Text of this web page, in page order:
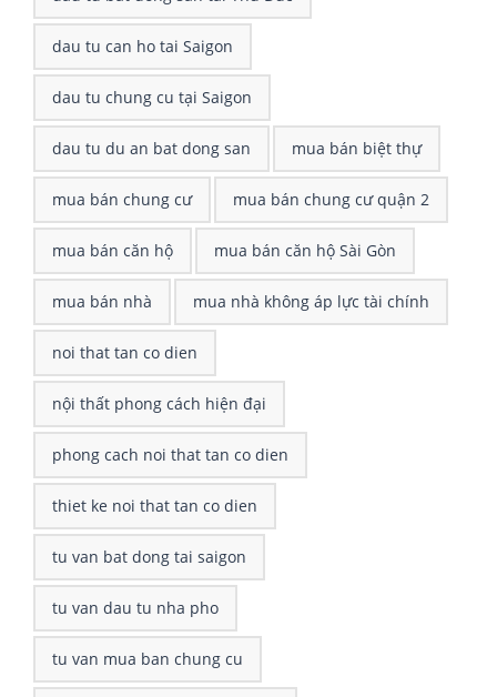
dau tu can ho tai Saigon
dau tu chung cu tại Saigon
dau tu du an bat dong san mua bán biệt thự
mua bán chung cư mua bán chung cư quận 2
mua bán căn hộ mua bán căn hộ Sài Gòn
mua bán nhà mua nhà không áp lực tài chính
noi that tan co dien
nội thất phong cách hiện đại
phong cach noi that tan co dien
thiet ke noi that tan co dien
tu van bat dong tai saigon
tu van dau tu nha pho
tu van mua ban chung cu